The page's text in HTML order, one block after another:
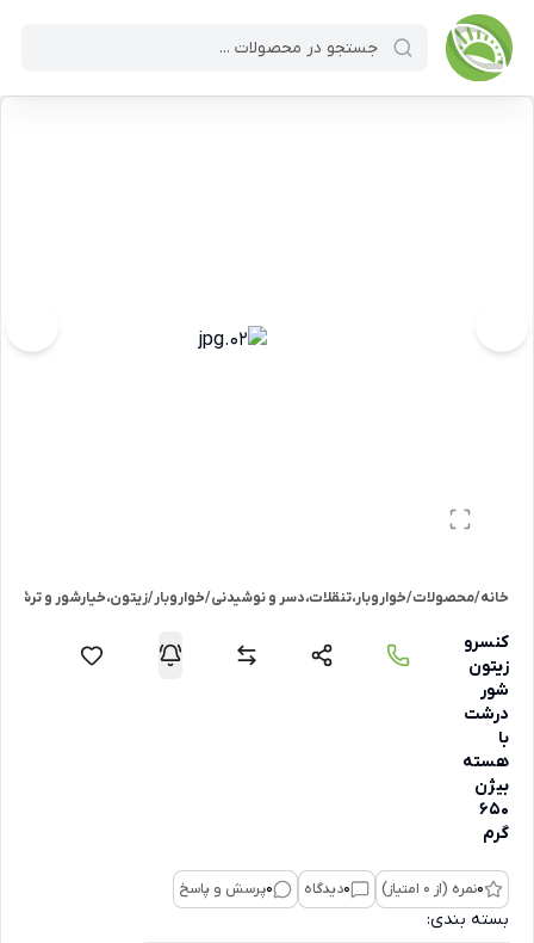
خانه/محصولات/خواروبار،تنقلات،دسر و نوشیدنی/خواروبار/زیتون،خیارشور و ترشی
کنسرو
زیتون
شور
درشت
با
هسته
بیژن
650
گرم
0نمره (از 0 امتیاز) 0دیدگاه 0پرسش و پاسخ
بسته بندی: